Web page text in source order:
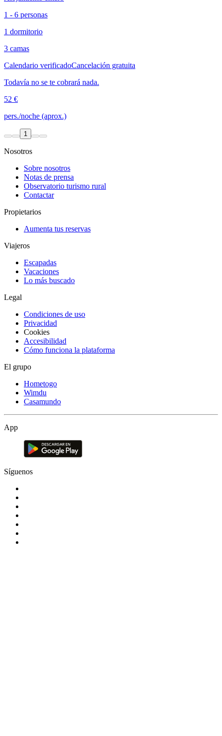
1 - 6 personas
1 dormitorio
3 camas
Calendario verificadoCancelación gratuita
Todavía no se te cobrará nada.
52 €
pers./noche (aprox.)
1
Nosotros
Sobre nosotros
Notas de prensa
Observatorio turismo rural
Contactar
Propietarios
Aumenta tus reservas
Viajeros
Escapadas
Vacaciones
Lo más buscado
Legal
Condiciones de uso
Privacidad
Cookies
Accesibilidad
Cómo funciona la plataforma
El grupo
Hometogo
Wimdu
Casamundo
App
Síguenos